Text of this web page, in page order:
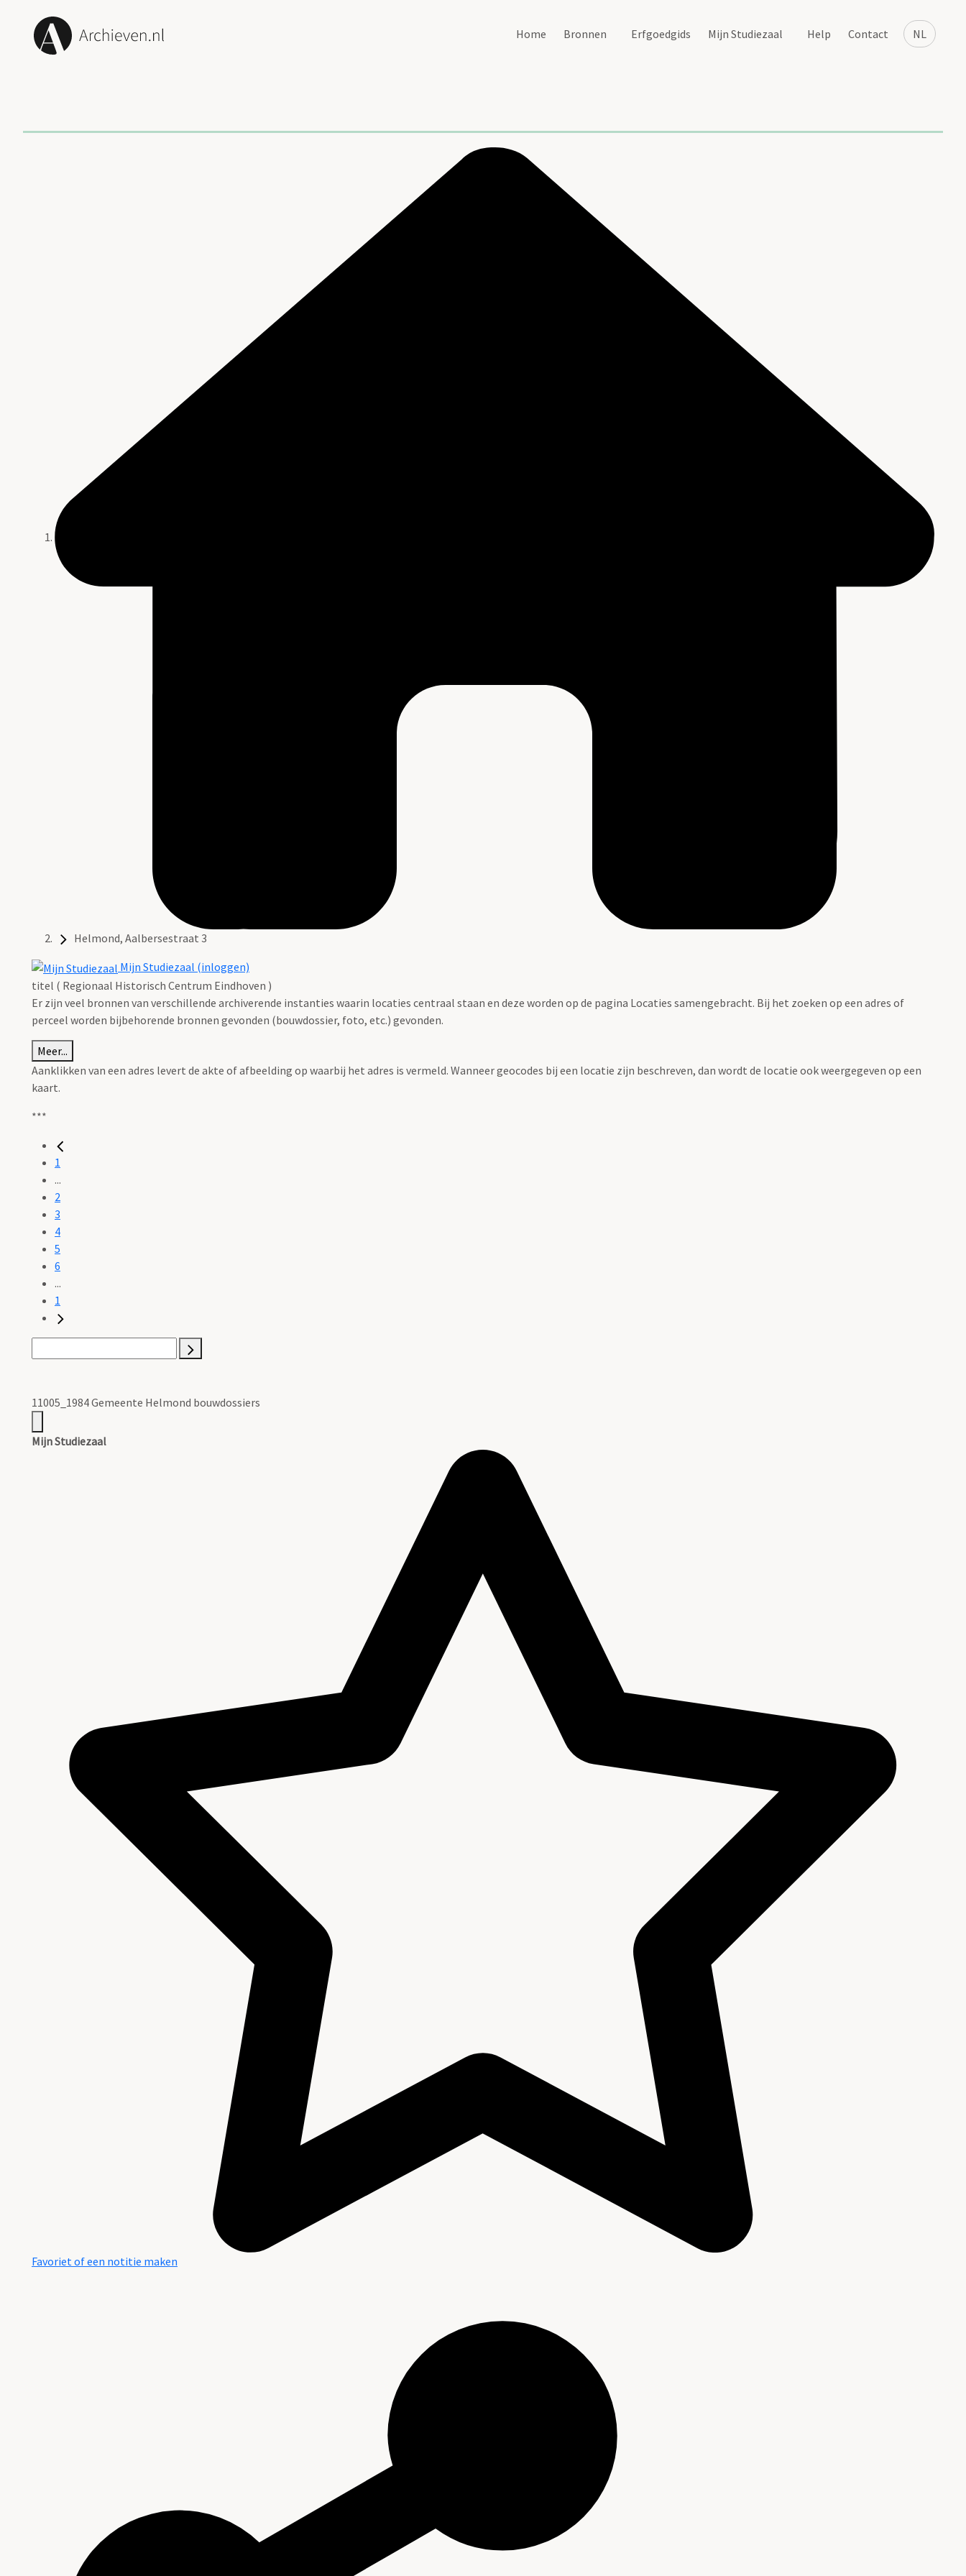
NL
Home Bronnen Erfgoedgids Mijn Studiezaal Help Contact
Helmond, Aalbersestraat 3
Mijn Studiezaal (inloggen)
titel ( Regionaal Historisch Centrum Eindhoven )
Er zijn veel bronnen van verschillende archiverende instanties waarin locaties centraal staan en deze worden op de pagina Locaties samengebracht. Bij het zoeken op een adres of
perceel worden bijbehorende bronnen gevonden (bouwdossier, foto, etc.) gevonden.
Meer...
Aanklikken van een adres levert de akte of afbeelding op waarbij het adres is vermeld. Wanneer geocodes bij een locatie zijn beschreven, dan wordt de locatie ook weergegeven op een
kaart.
***
1
...
2
3
4
5
6
...
1
11005_1984 Gemeente Helmond bouwdossiers
Mijn Studiezaal
Favoriet of een notitie maken